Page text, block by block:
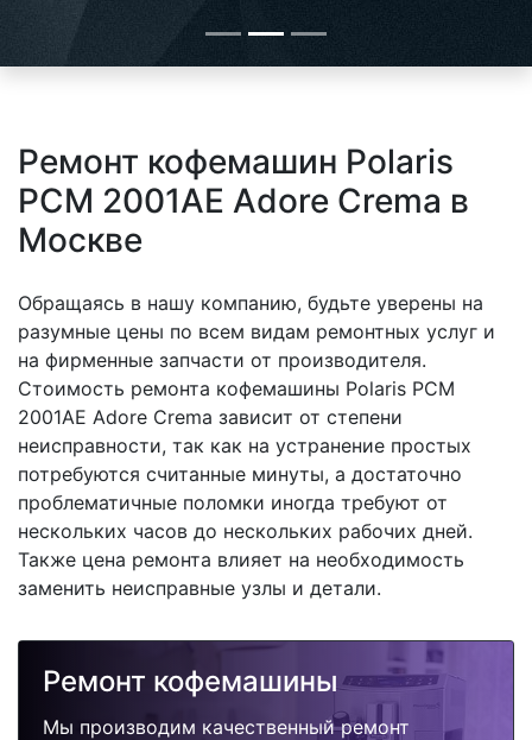
Ремонт кофемашин Polaris
PCM 2001AE Adore Crema в
Москве
Обращаясь в нашу компанию, будьте уверены на
разумные цены по всем видам ремонтных услуг и
на фирменные запчасти от производителя.
Стоимость ремонта кофемашины Polaris PCM
2001AE Adore Crema зависит от степени
неисправности, так как на устранение простых
потребуются считанные минуты, а достаточно
проблематичные поломки иногда требуют от
нескольких часов до нескольких рабочих дней.
Также цена ремонта влияет на необходимость
заменить неисправные узлы и детали.
Ремонт кофемашины
Мы производим качественный ремонт